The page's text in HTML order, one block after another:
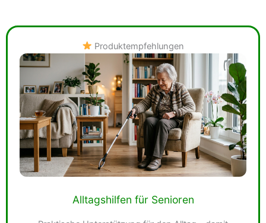
Produktempfehlungen
Alltagshilfen für Senioren